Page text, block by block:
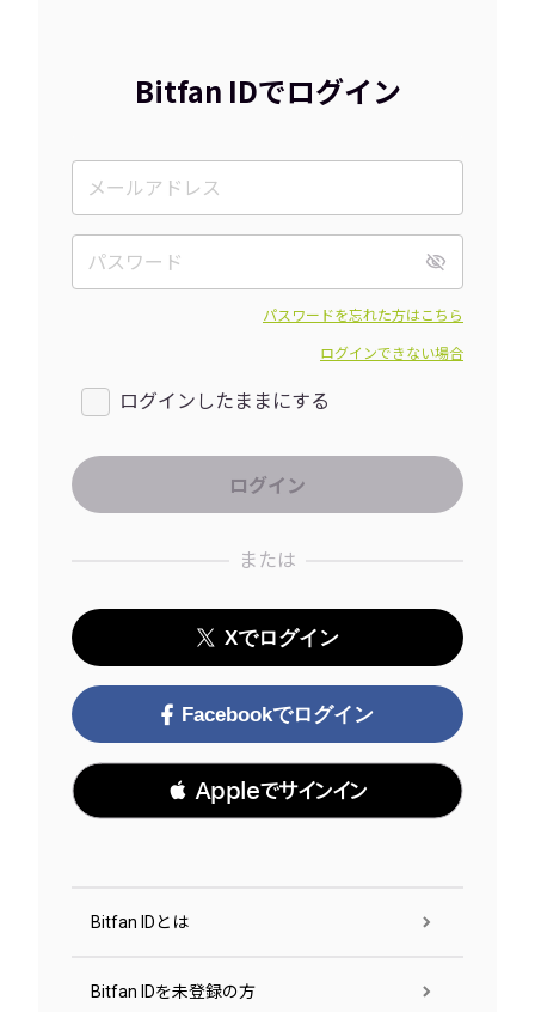
Bitfan IDでログイン
パスワードを忘れた方はこちら
ログインできない場合
ログインしたままにする
または
Xでログイン
Facebookでログイン
 Appleでサインイン
Bitfan IDとは
Bitfan IDを未登録の方